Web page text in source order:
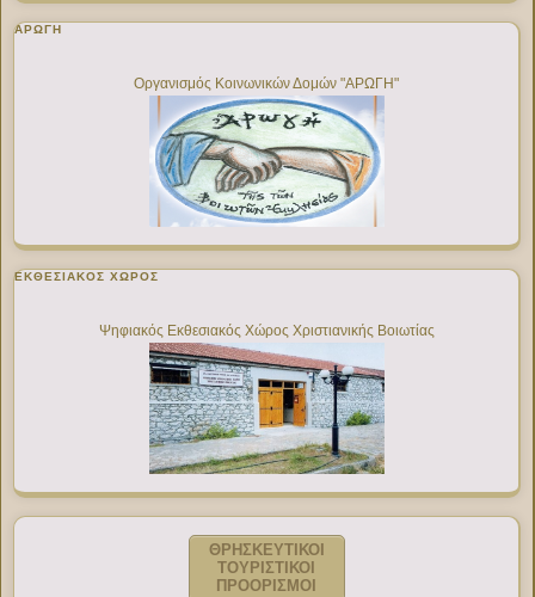
ΑΡΩΓΗ
Οργανισμός Κοινωνικών Δομών "ΑΡΩΓΗ"
ΕΚΘΕΣΙΑΚΌΣ ΧΏΡΟΣ
Ψηφιακός Εκθεσιακός Χώρος Χριστιανικής Βοιωτίας
ΘΡΗΣΚΕΥΤΙΚΟΙ
ΤΟΥΡΙΣΤΙΚΟΙ
ΠΡΟΟΡΙΣΜΟΙ